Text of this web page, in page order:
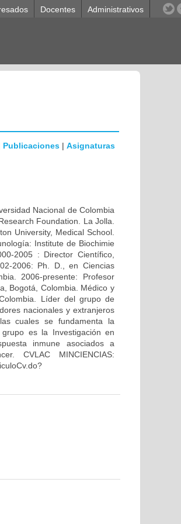
Docentes Administrativos
Publicaciones | Asignaturas
Nacional de Colombia
Foundation. La Jolla.
University, Medical School.
Institute de Biochimie
2005 : Director Científico,
2006: Ph. D., en Ciencias
2006-presente: Profesor
Bogotá, Colombia. Médico y
Líder del grupo de
nacionales y extranjeros
cuales se fundamenta la
es la Investigación en
inmune asociados a
CVLAC MINCIENCIAS: